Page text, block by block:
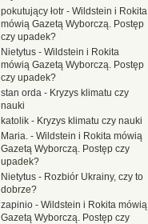
pokutujący łotr - Wildstein i Rokita
mówią Gazetą Wyborczą. Postęp
czy upadek?
Nietytus - Wildstein i Rokita
mówią Gazetą Wyborczą. Postęp
czy upadek?
stan orda - Kryzys klimatu czy
nauki
katolik - Kryzys klimatu czy nauki
Maria. - Wildstein i Rokita mówią
Gazetą Wyborczą. Postęp czy
upadek?
Nietytus - Rozbiór Ukrainy, czy to
dobrze?
zapinio - Wildstein i Rokita mówią
Gazetą Wyborczą. Postęp czy